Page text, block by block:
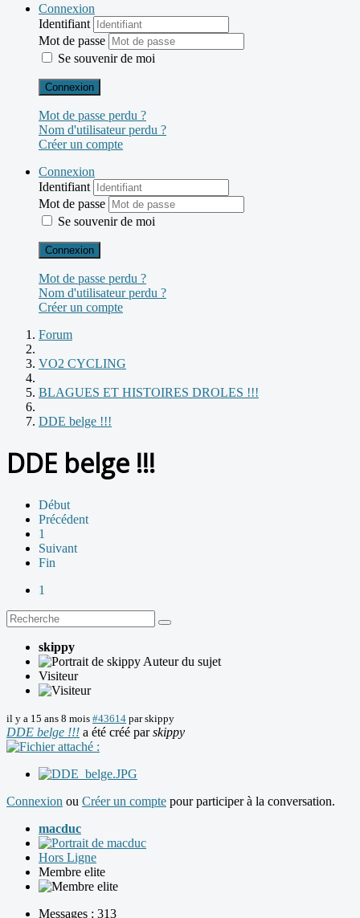
Connexion
Identifiant
Mot de passe
Se souvenir de moi
Connexion
Mot de passe perdu ?
Nom d'utilisateur perdu ?
Créer un compte
Connexion
Identifiant
Mot de passe
Se souvenir de moi
Connexion
Mot de passe perdu ?
Nom d'utilisateur perdu ?
Créer un compte
Forum
VO2 CYCLING
BLAGUES ET HISTOIRES DROLES !!!
DDE belge !!!
DDE belge !!!
Début
Précédent
1
Suivant
Fin
1
skippy
Auteur du sujet
Visiteur
il y a 15 ans 8 mois #43614 parskippy
DDE belge !!! a été créé parskippy
Connexion ou Créer un compte pour participer à la conversation.
macduc
Hors Ligne
Membre elite
Messages : 313